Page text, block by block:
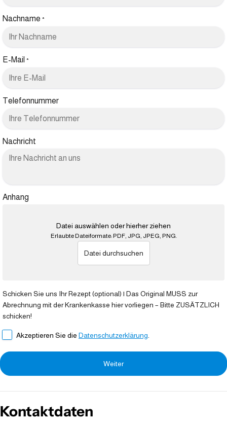
Nachname *
E-Mail *
Telefonnummer
Nachricht
Anhang
Datei auswählen oder hierher ziehen
Erlaubte Dateiformate: PDF, JPG, JPEG, PNG.
Datei durchsuchen
Schicken Sie uns Ihr Rezept (optional) | Das Original MUSS zur
Abrechnung mit der Krankenkasse hier vorliegen – Bitte ZUSÄTZLICH
schicken!
Akzeptieren Sie die Datenschutzerklärung
Weiter
Kontaktdaten